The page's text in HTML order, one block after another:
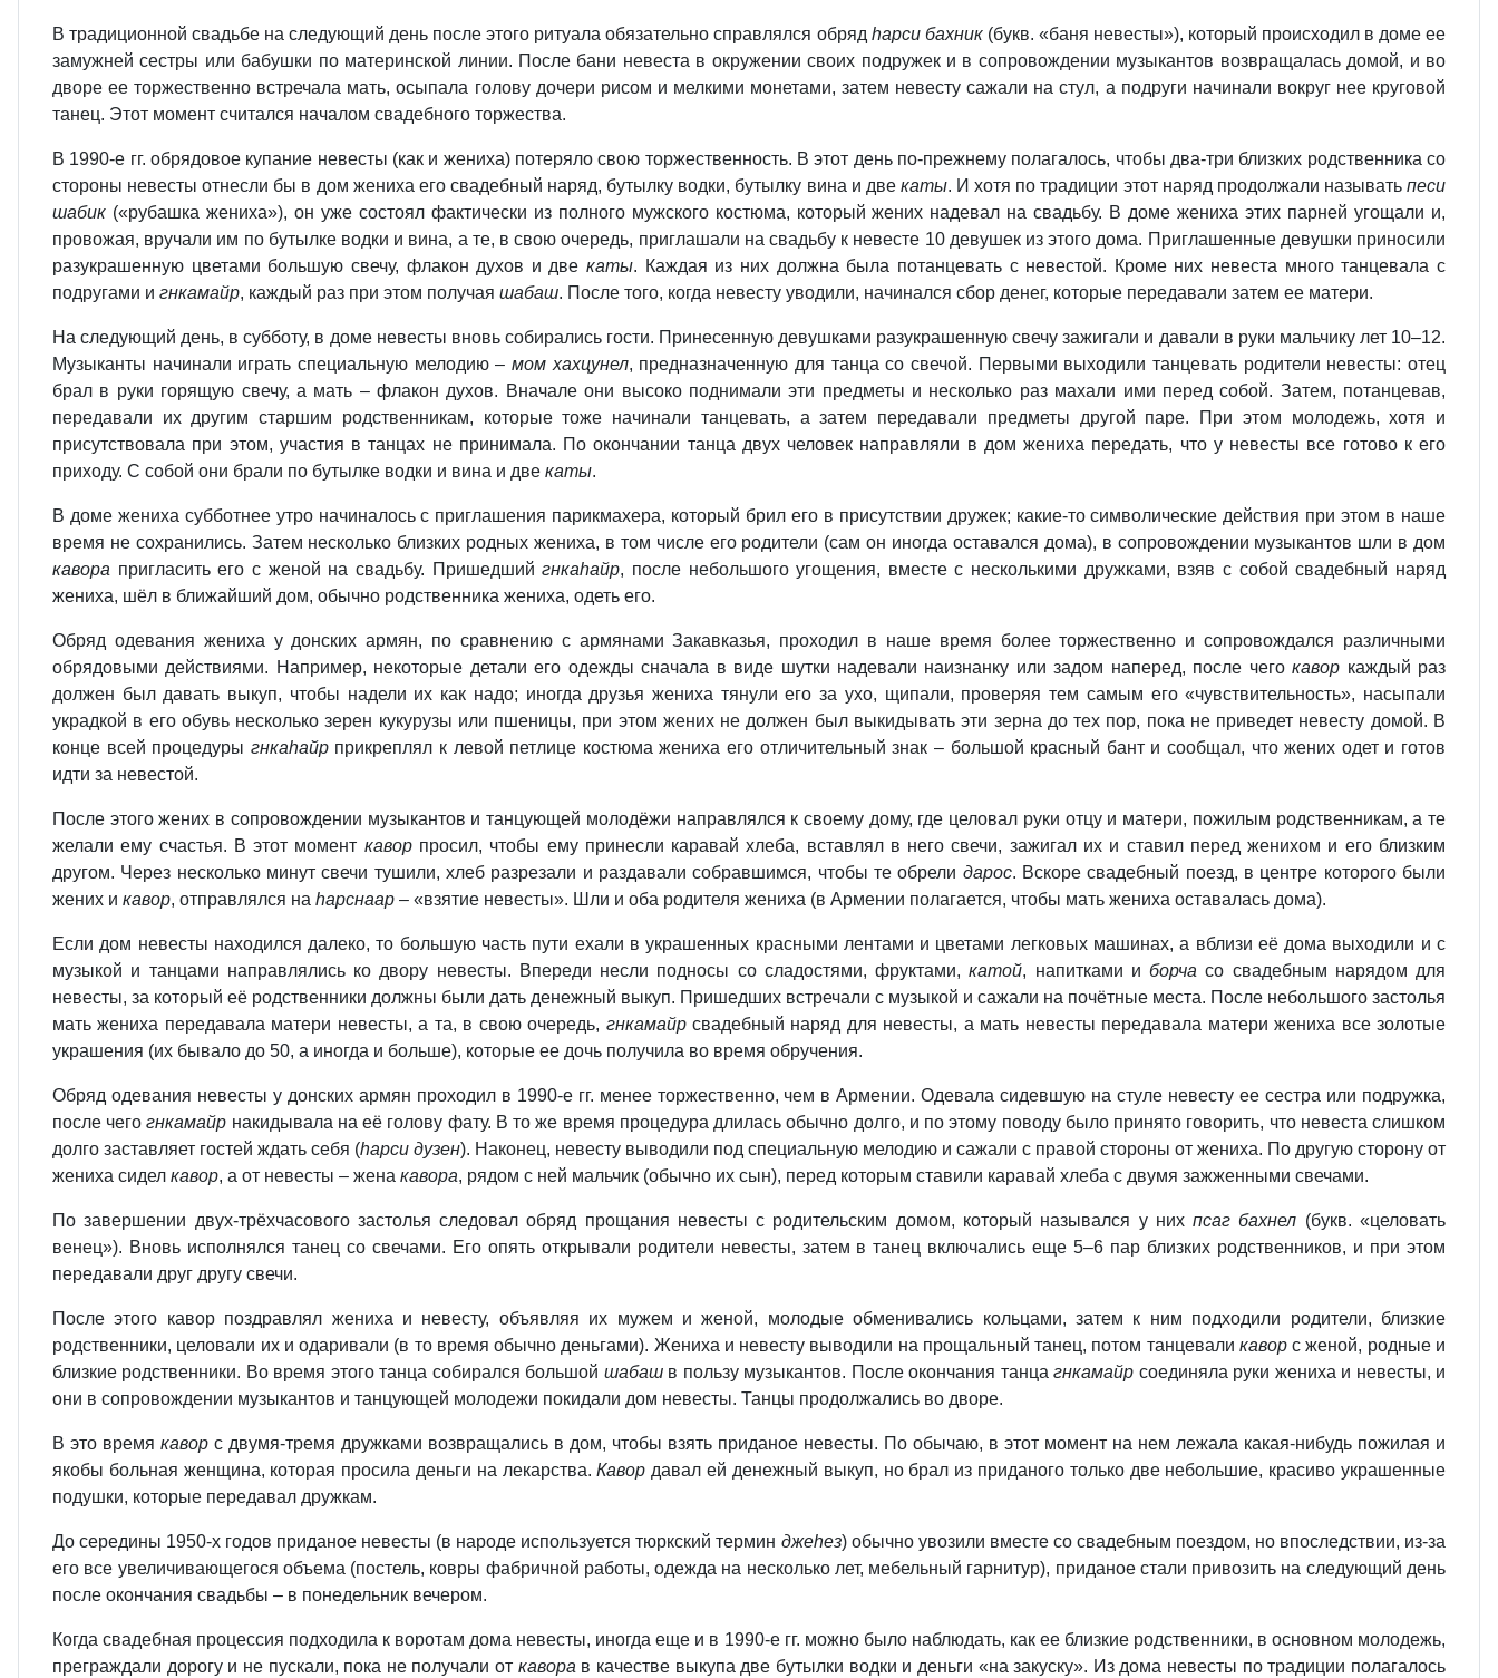
В традиционной свадьбе на следующий день после этого ритуала обязательно справлялся обряд hарси бахник (букв. «баня невесты»), который происходил в доме ее
замужней сестры или бабушки по материнской линии. После бани невеста в окружении своих подружек и в сопровождении музыкантов возвращалась домой, и во
дворе ее торжественно встречала мать, осыпала голову дочери рисом и мелкими монетами, затем невесту сажали на стул, а подруги начинали вокруг нее круговой
танец. Этот момент считался началом свадебного торжества.
В 1990-е гг. обрядовое купание невесты (как и жениха) потеряло свою торжественность. В этот день по-прежнему полагалось, чтобы два-три близких родственника со
стороны невесты отнесли бы в дом жениха его свадебный наряд, бутылку водки, бутылку вина и две каты. И хотя по традиции этот наряд продолжали называтьпеси
шабик («рубашка жениха»), он уже состоял фактически из полного мужского костюма, который жених надевал на свадьбу. В доме жениха этих парней угощали и,
провожая, вручали им по бутылке водки и вина, а те, в свою очередь, приглашали на свадьбу к невесте 10 девушек из этого дома. Приглашенные девушки приносили
разукрашенную цветами большую свечу, флакон духов и двекаты. Каждая из них должна была потанцевать с невестой. Кроме них невеста много танцевала с
подругами и гнкамайр, каждый раз при этом получая шабаш. После того, когда невесту уводили, начинался сбор денег, которые передавали затем ее матери.
На следующий день, в субботу, в доме невесты вновь собирались гости. Принесенную девушками разукрашенную свечу зажигали и давали в руки мальчику лет 10–12.
Музыканты начинали играть специальную мелодию – мом хахцунел, предназначенную для танца со свечой. Первыми выходили танцевать родители невесты: отец
брал в руки горящую свечу, а мать – флакон духов. Вначале они высоко поднимали эти предметы и несколько раз махали ими перед собой. Затем, потанцевав,
передавали их другим старшим родственникам, которые тоже начинали танцевать, а затем передавали предметы другой паре. При этом молодежь, хотя и
присутствовала при этом, участия в танцах не принимала. По окончании танца двух человек направляли в дом жениха передать, что у невесты все готово к его
приходу. С собой они брали по бутылке водки и вина и две каты.
В доме жениха субботнее утро начиналось с приглашения парикмахера, который брил его в присутствии дружек; какие-то символические действия при этом в наше
время не сохранились. Затем несколько близких родных жениха, в том числе его родители (сам он иногда оставался дома), в сопровождении музыкантов шли в дом
кавора пригласить его с женой на свадьбу. Пришедшийгнкаhайр, после небольшого угощения, вместе с несколькими дружками, взяв с собой свадебный наряд
жениха, шёл в ближайший дом, обычно родственника жениха, одеть его.
Обряд одевания жениха у донских армян, по сравнению с армянами Закавказья, проходил в наше время более торжественно и сопровождался различными
обрядовыми действиями. Например, некоторые детали его одежды сначала в виде шутки надевали наизнанку или задом наперед, после чегокавор каждый раз
должен был давать выкуп, чтобы надели их как надо; иногда друзья жениха тянули его за ухо, щипали, проверяя тем самым его «чувствительность», насыпали
украдкой в его обувь несколько зерен кукурузы или пшеницы, при этом жених не должен был выкидывать эти зерна до тех пор, пока не приведет невесту домой. В
конце всей процедуры гнкаhайр прикреплял к левой петлице костюма жениха его отличительный знак – большой красный бант и сообщал, что жених одет и готов
идти за невестой.
После этого жених в сопровождении музыкантов и танцующей молодёжи направлялся к своему дому, где целовал руки отцу и матери, пожилым родственникам, а те
желали ему счастья. В этот момент кавор просил, чтобы ему принесли каравай хлеба, вставлял в него свечи, зажигал их и ставил перед женихом и его близким
другом. Через несколько минут свечи тушили, хлеб разрезали и раздавали собравшимся, чтобы те обрели дарос. Вскоре свадебный поезд, в центре которого были
жених и кавор, отправлялся на hарснаар – «взятие невесты». Шли и оба родителя жениха (в Армении полагается, чтобы мать жениха оставалась дома).
Если дом невесты находился далеко, то большую часть пути ехали в украшенных красными лентами и цветами легковых машинах, а вблизи её дома выходили и с
музыкой и танцами направлялись ко двору невесты. Впереди несли подносы со сладостями, фруктами,катой, напитками и борчасо свадебным нарядом для
невесты, за который её родственники должны были дать денежный выкуп. Пришедших встречали с музыкой и сажали на почётные места. После небольшого застолья
мать жениха передавала матери невесты, а та, в свою очередь, гнкамайрсвадебный наряд для невесты, а мать невесты передавала матери жениха все золотые
украшения (их бывало до 50, а иногда и больше), которые ее дочь получила во время обручения.
Обряд одевания невесты у донских армян проходил в 1990-е гг. менее торжественно, чем в Армении. Одевала сидевшую на стуле невесту ее сестра или подружка,
после чегогнкамайр накидывала на её голову фату. В то же время процедура длилась обычно долго, и по этому поводу было принято говорить, что невеста слишком
долго заставляет гостей ждать себя (hарси дузен). Наконец, невесту выводили под специальную мелодию и сажали с правой стороны от жениха. По другую сторону от
жениха сидел кавор, а от невесты – жена кавора, рядом с ней мальчик (обычно их сын), перед которым ставили каравай хлеба с двумя зажженными свечами.
По завершении двух-трёхчасового застолья следовал обряд прощания невесты с родительским домом, который назывался у нихпсаг бахнел (букв. «целовать
венец»). Вновь исполнялся танец со свечами. Его опять открывали родители невесты, затем в танец включались еще 5–6 пар близких родственников, и при этом
передавали друг другу свечи.
После этого кавор поздравлял жениха и невесту, объявляя их мужем и женой, молодые обменивались кольцами, затем к ним подходили родители, близкие
родственники, целовали их и одаривали (в то время обычно деньгами). Жениха и невесту выводили на прощальный танец, потом танцевали каворс женой, родные и
близкие родственники. Во время этого танца собирался большой шабаш в пользу музыкантов. После окончания танцагнкамайр соединяла руки жениха и невесты, и
они в сопровождении музыкантов и танцующей молодежи покидали дом невесты. Танцы продолжались во дворе.
В это время кавор с двумя-тремя дружками возвращались в дом, чтобы взять приданое невесты. По обычаю, в этот момент на нем лежала какая-нибудь пожилая и
якобы больная женщина, которая просила деньги на лекарства.Кавор давал ей денежный выкуп, но брал из приданого только две небольшие, красиво украшенные
подушки, которые передавал дружкам.
До середины 1950-х годов приданое невесты (в народе используется тюркский термин джеhез) обычно увозили вместе со свадебным поездом, но впоследствии, из-за
его все увеличивающегося объема (постель, ковры фабричной работы, одежда на несколько лет, мебельный гарнитур), приданое стали привозить на следующий день
после окончания свадьбы – в понедельник вечером.
Когда свадебная процессия подходила к воротам дома невесты, иногда еще и в 1990-е гг. можно было наблюдать, как ее близкие родственники, в основном молодежь,
преграждали дорогу и не пускали, пока не получали от кавора в качестве выкупа две бутылки водки и деньги «на закуску». Из дома невесты по традиции полагалось